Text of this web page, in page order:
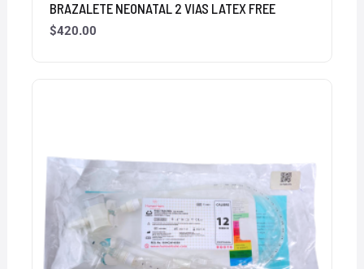
BRAZALETE NEONATAL 2 VIAS LATEX FREE
$420.00